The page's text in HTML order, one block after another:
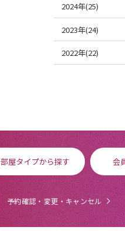
2024年(25)
2023年(24)
2022年(22)
部屋タイプから探す 会
予約確認・変更・キャンセル